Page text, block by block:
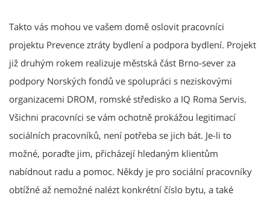
Takto vás mohou ve vašem domě oslovit pracovníci
projektu Prevence ztráty bydlení a podpora bydlení. Projekt
již druhým rokem realizuje městská část Brno-sever za
podpory Norských fondů ve spolupráci s neziskovými
organizacemi DROM, romské středisko a IQ Roma Servis.
Všichni pracovníci se vám ochotně prokážou legitimací
sociálních pracovníků, není potřeba se jich bát. Je-li to
možné, poraďte jim, přicházejí hledaným klientům
nabídnout radu a pomoc. Někdy je pro sociální pracovníky
obtížné až nemožné nalézt konkrétní číslo bytu, a také